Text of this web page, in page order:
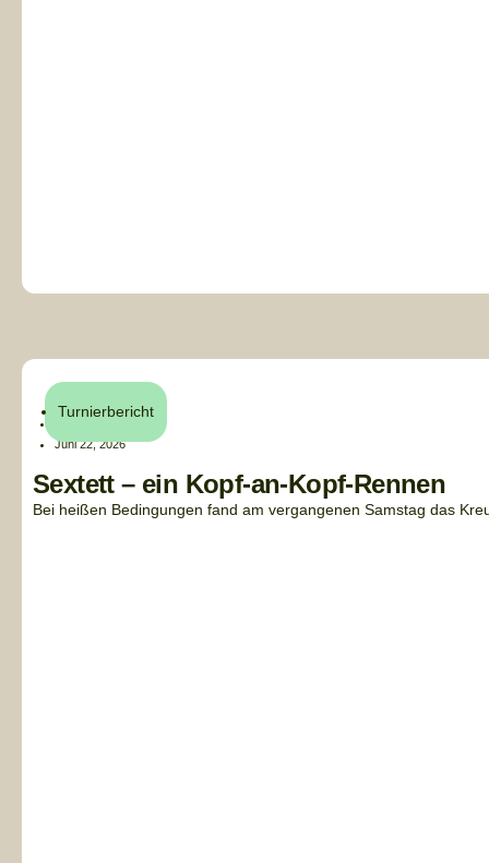
Turnierbericht
Juni 22, 2026
Sextett – ein Kopf-an-Kopf-Rennen
Bei heißen Bedingungen fand am vergangenen Samstag das